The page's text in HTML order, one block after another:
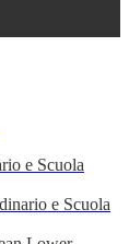
e Scuola
e Scuola